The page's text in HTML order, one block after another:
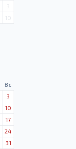
3
10
Вс
3
10
17
24
31